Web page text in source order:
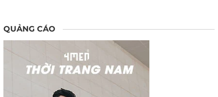
QUẢNG CÁO